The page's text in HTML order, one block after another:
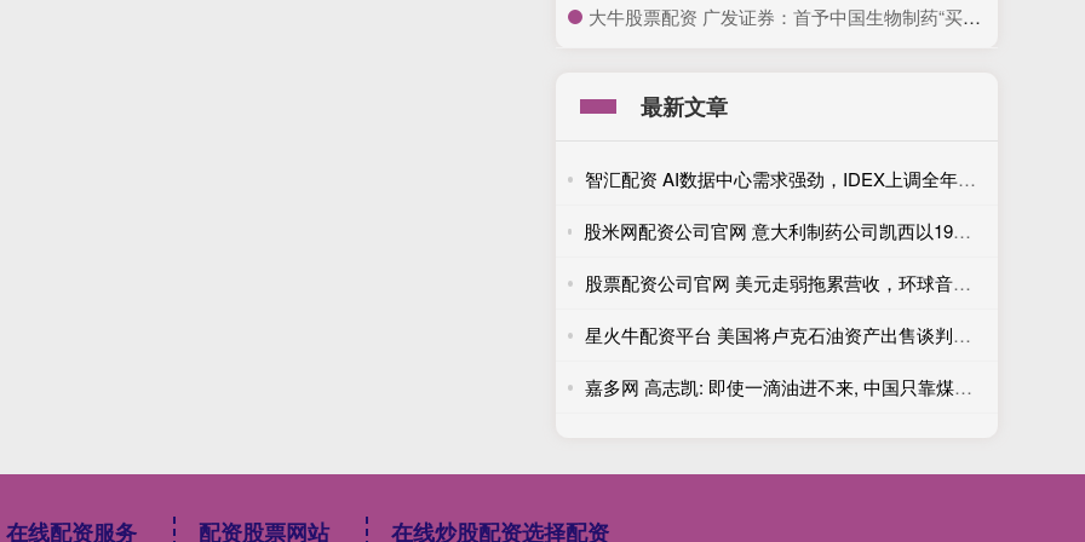
​大牛股票配资 广发证券：首予中国生物制药“买入”评级 步入创新发展新阶段
最新文章
智汇配资 AI数据中心需求强劲，IDEX上调全年利润预期
股米网配资公司官网 意大利制药公司凯西以19亿美元收购美国竞争对手KalVista
股票配资公司官网 美元走弱拖累营收，环球音乐一季度业绩持平
星火牛配资平台 美国将卢克石油资产出售谈判期限延长至5月30日
嘉多网 高志凯: 即使一滴油进不来, 中国只靠煤炭也能维持运行
在线配资服务 配资股票网站 在线炒股配资选择配资